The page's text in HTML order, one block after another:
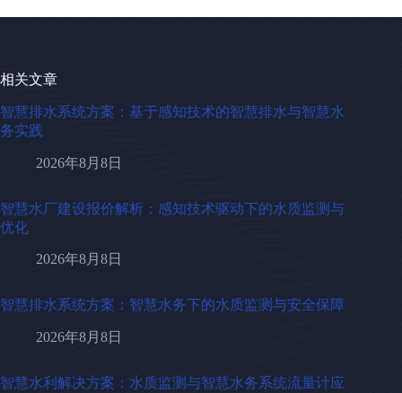
相关文章
智慧排水系统方案：基于感知技术的智慧排水与智慧水
务实践
2026年8月8日
智慧水厂建设报价解析：感知技术驱动下的水质监测与
优化
2026年8月8日
智慧排水系统方案：智慧水务下的水质监测与安全保障
2026年8月8日
智慧水利解决方案：水质监测与智慧水务系统流量计应